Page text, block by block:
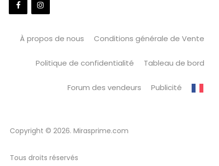
À propos de nous Conditions générale de Vente
Politique de confidentialité Tableau de bord
Forum des vendeurs Publicité
Copyright © 2026. Mirasprime.com
Tous droits réservés